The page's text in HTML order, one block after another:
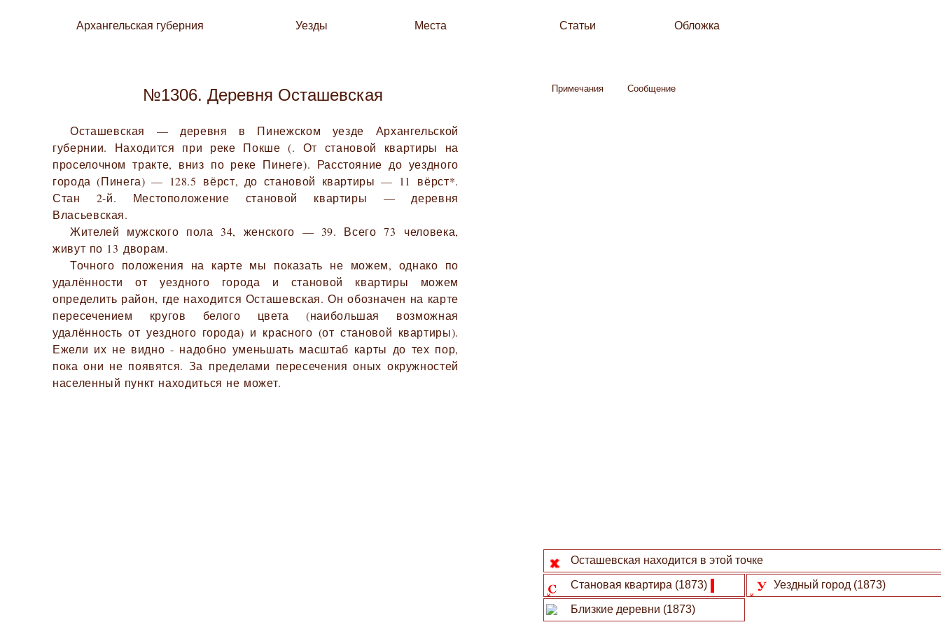
Архангельская губерния Уезды Места Статьи Обложка
№1306. Деревня Осташевская
Осташевская — деревня в Пинежском уезде Архангельской
губернии. Находится при реке Покше (. От становой квартиры на
проселочном тракте, вниз по реке Пинеге). Расстояние до уездного
города (Пинега) — 128.5 вёрст, до становой квартиры — 11 вёрст*.
Стан 2-й. Местоположение становой квартиры — деревня
Власьевская.
Жителей мужского пола 34, женского — 39. Всего 73 человека,
живут по 13 дворам.
Точного положения на карте мы показать не можем, однако по
удалённости от уездного города и становой квартиры можем
определить район, где находится Осташевская. Он обозначен на карте
пересечением кругов белого цвета (наибольшая возможная
удалённость от уездного города) и красного (от становой квартиры).
Ежели их не видно - надобно уменьшать масштаб карты до тех пор,
пока они не появятся. За пределами пересечения оных окружностей
населенный пункт находиться не может.
Примечания Сообщение
Осташевская находится в этой точке
Становая квартира (1873) Уездный город (1873)
Близкие деревни (1873)